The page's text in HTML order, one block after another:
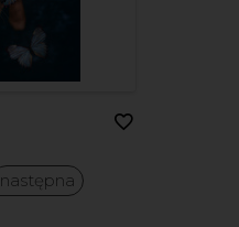
następna